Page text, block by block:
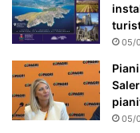
n
a
t
o
05/
05/